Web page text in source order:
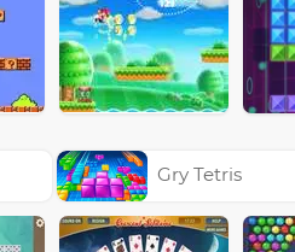
Gry Tetris